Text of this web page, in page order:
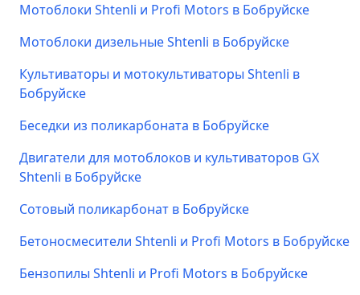
Мотоблоки Shtenli и Profi Motors в Бобруйске
Мотоблоки дизельные Shtenli в Бобруйске
Культиваторы и мотокультиваторы Shtenli в
Бобруйске
Беседки из поликарбоната в Бобруйске
Двигатели для мотоблоков и культиваторов GX
Shtenli в Бобруйске
Сотовый поликарбонат в Бобруйске
Бетоносмесители Shtenli и Profi Motors в Бобруйске
Бензопилы Shtenli и Profi Motors в Бобруйске